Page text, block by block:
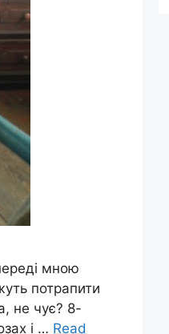
мною
потрапити
не чує? 8-
і … Read